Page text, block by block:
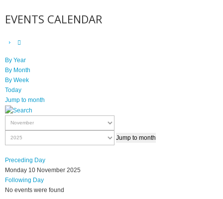
EVENTS CALENDAR
By Year
By Month
By Week
Today
Jump to month
Jump to month
Preceding Day
Monday 10 November 2025
Following Day
No events were found